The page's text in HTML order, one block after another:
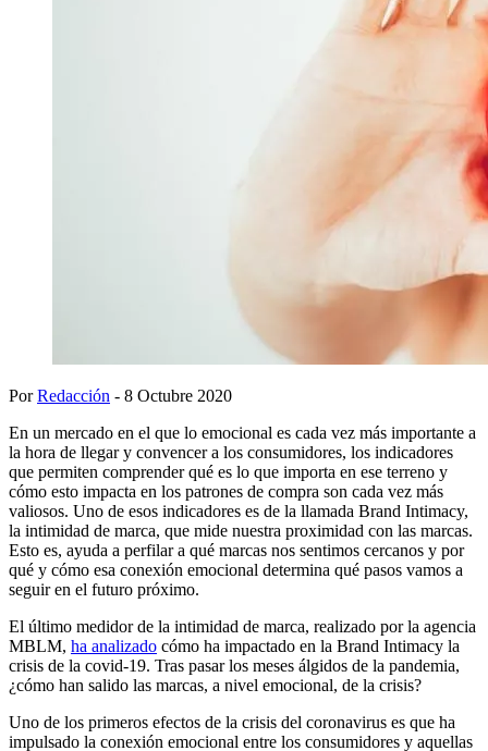
PorRedacción - 8 Octubre 2020
En un mercado en el que lo emocional es cada vez más importante a
la hora de llegar y convencer a los consumidores, los indicadores
que permiten comprender qué es lo que importa en ese terreno y
cómo esto impacta en los patrones de compra son cada vez más
valiosos. Uno de esos indicadores es de la llamada Brand Intimacy,
la intimidad de marca, que mide nuestra proximidad con las marcas.
Esto es, ayuda a perfilar a qué marcas nos sentimos cercanos y por
qué y cómo esa conexión emocional determina qué pasos vamos a
seguir en el futuro próximo.
El último medidor de la intimidad de marca, realizado por la agencia
MBLM, ha analizado cómo ha impactado en la Brand Intimacy la
crisis de la covid-19. Tras pasar los meses álgidos de la pandemia,
¿cómo han salido las marcas, a nivel emocional, de la crisis?
Uno de los primeros efectos de la crisis del coronavirus es que ha
impulsado la conexión emocional entre los consumidores y aquellas